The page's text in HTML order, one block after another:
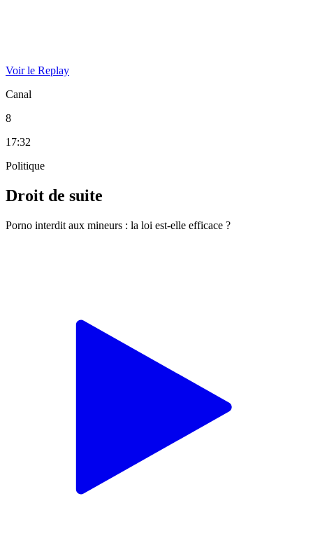
Voir le Replay
Canal
8
17:32
Politique
Droit de suite
Porno interdit aux mineurs : la loi est-elle efficace ?